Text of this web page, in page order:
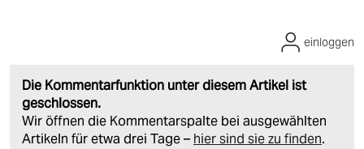
Die Kommentarfunktion unter diesem Artikel ist
geschlossen.
Wir öffnen die Kommentarspalte bei ausgewählten
Artikeln für etwa drei Tage – hier sind sie zu finden.
einloggen